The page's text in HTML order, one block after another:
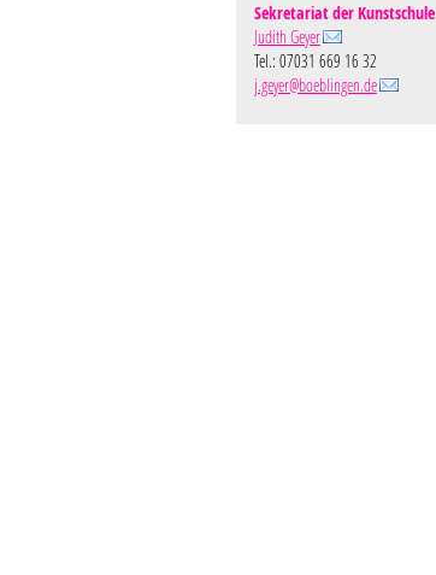
Sekretariat der Kunstschule
Judith Geyer
Tel.: 07031 669 16 32
j.geyer@boeblingen.de